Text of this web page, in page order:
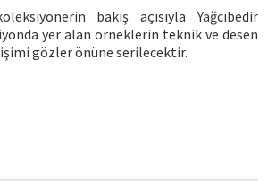
bakış açısıyla Yağcıbedir
yer alan örneklerin teknik ve desen
gözler önüne serilecektir.